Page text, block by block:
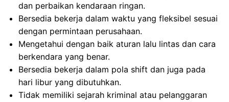
dan perbaikan kendaraan ringan.
Bersedia bekerja dalam waktu yang fleksibel sesuai
dengan permintaan perusahaan.
Mengetahui dengan baik aturan lalu lintas dan cara
berkendara yang benar.
Bersedia bekerja dalam pola shift dan juga pada
hari libur yang dibutuhkan.
Tidak memiliki sejarah kriminal atau pelanggaran